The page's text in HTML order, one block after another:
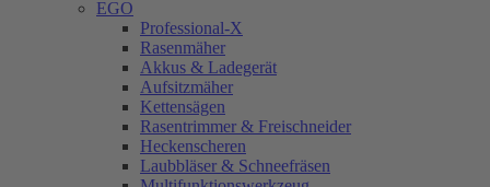
EGO
Professional-X
Rasenmäher
Akkus & Ladegerät
Aufsitzmäher
Kettensägen
Rasentrimmer & Freischneider
Heckenscheren
Laubbläser & Schneefräsen